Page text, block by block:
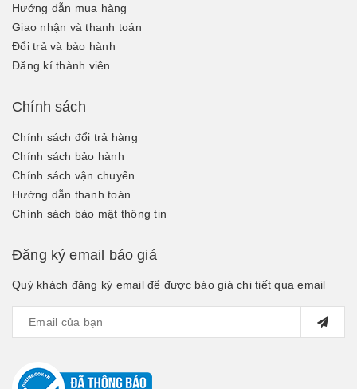
Hướng dẫn mua hàng
Giao nhận và thanh toán
Đổi trả và bảo hành
Đăng kí thành viên
Chính sách
Chính sách đổi trả hàng
Chính sách bảo hành
Chính sách vận chuyển
Hướng dẫn thanh toán
Chính sách bảo mật thông tin
Đăng ký email báo giá
Quý khách đăng ký email để được báo giá chi tiết qua email